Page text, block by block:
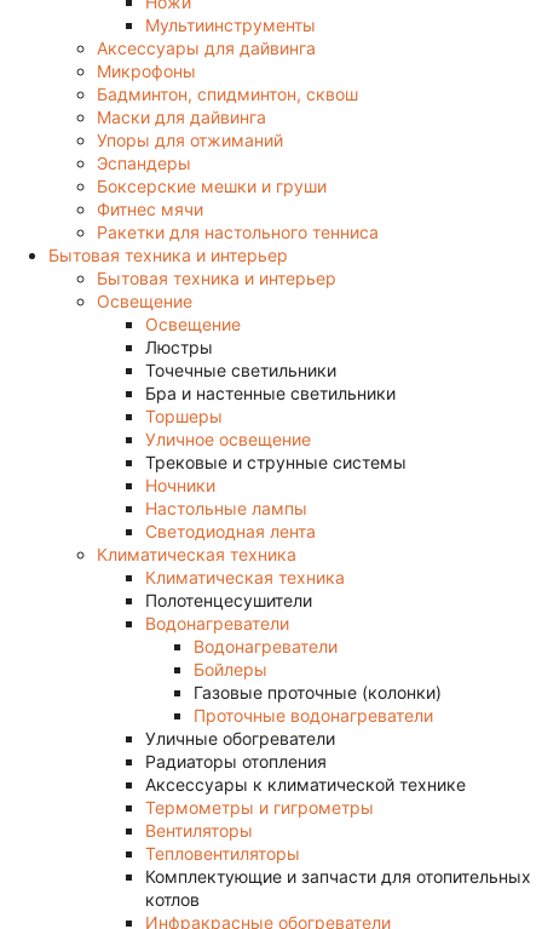
Мультиинструменты
Аксессуары для дайвинга
Микрофоны
Бадминтон, спидминтон, сквош
Маски для дайвинга
Упоры для отжиманий
Эспандеры
Боксерские мешки и груши
Фитнес мячи
Ракетки для настольного тенниса
Бытовая техника и интерьер
Бытовая техника и интерьер
Освещение
Освещение
Люстры
Точечные светильники
Бра и настенные светильники
Торшеры
Уличное освещение
Трековые и струнные системы
Ночники
Настольные лампы
Светодиодная лента
Климатическая техника
Климатическая техника
Полотенцесушители
Водонагреватели
Водонагреватели
Бойлеры
Газовые проточные (колонки)
Проточные водонагреватели
Уличные обогреватели
Радиаторы отопления
Аксессуары к климатической технике
Термометры и гигрометры
Вентиляторы
Тепловентиляторы
Комплектующие и запчасти для отопительных
котлов
Инфракрасные обогреватели